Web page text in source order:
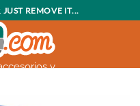
REMOVE IT...
y